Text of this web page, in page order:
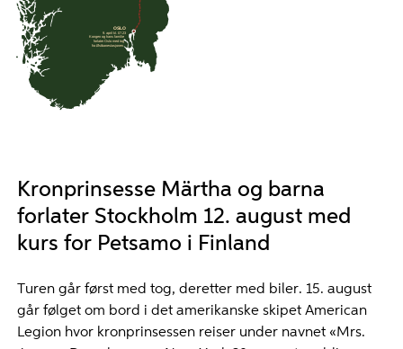
OSLO
9. april kl. 07.23
Kongen og hans familie
forlater Oslo med tog
fra Østbanestasjonen.
Kronprinsesse Märtha og barna
forlater Stockholm 12. august med
kurs for Petsamo i Finland
Turen går først med tog, deretter med biler. 15. august
går følget om bord i det amerikanske skipet American
Legion hvor kronprinsessen reiser under navnet «Mrs.